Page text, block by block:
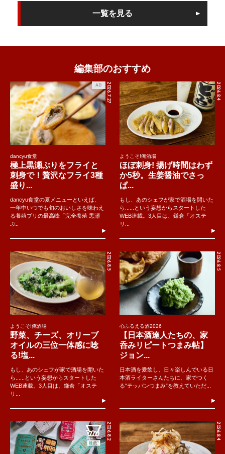
一覧を見る
編集部のおすすめ
2026.7.27
AD
dancyu食堂
極上黒瀬ぶりをフライと
刺身で！贅沢なフライ3種
盛り...
dancyu食堂の夏メニューといえば、
一年中いつでも旬のおいしさを味わえ
る養殖ブリの最高峰「完全養殖 黒瀬
ぶ..
2026.8.4
ようこそ!俺酒場
ほぼ刺身! 揚げ時間はわず
か5秒。生姜醤油でさっ
ぱ...
もし、あのシェフが家で酒場を開いた
ら......という妄想からスタートした
WEB連載。3人目は、鎌倉「オステ
リ...
2026.8.5
ようこそ!俺酒場
野菜、チーズ、オリーブ
オイルの三位一体感に唸
る!塩...
もし、あのシェフが家で酒場を開いた
ら......という妄想からスタートした
WEB連載。3人目は、鎌倉「オステ
リ...
2026.8.5
心ふるえる酒2026
【日本酒達人たちの、家
呑みリピートつまみ帖】
ジョン...
日本酒を愛飲し、日々楽しんでいる日
本酒ライターさんたちに、家でつく
る“テッパンつまみ”を教えていただ...
2026.8.2 2026.8.4